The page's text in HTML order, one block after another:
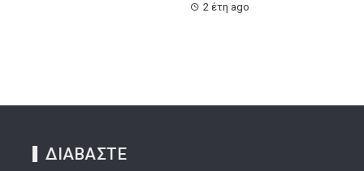
2 έτη ago
ΔΙΑΒΑΣΤΕ